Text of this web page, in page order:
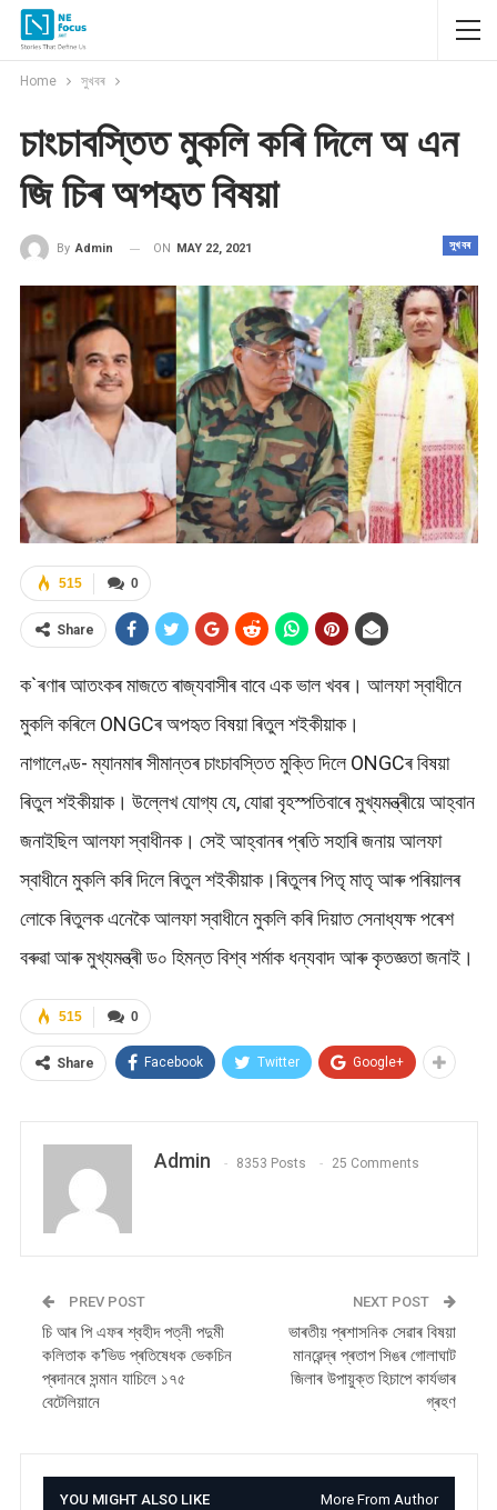
Home সুখবৰ
চাংচাবস্তিত মুকলি কৰি দিলে অ এন
জি চিৰ অপহৃত বিষয়া
সুখবৰ
By Admin ON MAY 22, 2021
0
515
Share
ক`ৰণাৰ আতংকৰ মাজতে ৰাজ্যবাসীৰ বাবে এক ভাল খবৰ। আলফা স্বাধীনে
মুকলি কৰিলে ONGCৰ অপহৃত বিষয়া ৰিতুল শইকীয়াক।
নাগালেণ্ড- ম্যানমাৰ সীমান্তৰ চাংচাবস্তিত মুক্তি দিলে ONGCৰ বিষয়া
ৰিতুল শইকীয়াক। উল্লেখ যোগ্য যে, যোৱা বৃহস্পতিবাৰে মুখ্যমন্ত্ৰীয়ে আহ্বান
জনাইছিল আলফা স্বাধীনক। সেই আহ্বানৰ প্ৰতি সহাৰি জনায় আলফা
স্বাধীনে মুকলি কৰি দিলে ৰিতুল শইকীয়াক।ৰিতুলৰ পিতৃ মাতৃ আৰু পৰিয়ালৰ
লোকে ৰিতুলক এনেকৈ আলফা স্বাধীনে মুকলি কৰি দিয়াত সেনাধ্যক্ষ পৰেশ
বৰুৱা আৰু মুখ্যমন্ত্ৰী ড০ হিমন্ত বিশ্ব শৰ্মাক ধন্যবাদ আৰু কৃতজ্ঞতা জনাই।
0
515
Share Facebook Twitter Google+
Admin 8353 Posts 25 Comments
PREV POST
চি আৰ পি এফৰ শ্বহীদ পত্নী পদুমী
কলিতাক ক’ভিড প্ৰতিষেধক ভেকচিন
প্ৰদানৰে সন্মান যাচিলে ১৭৫
বেটেলিয়ানে
NEXT POST
ভাৰতীয় প্ৰশাসনিক সেৱাৰ বিষয়া
মানৱেন্দ্ৰ প্ৰতাপ সিঙৰ গোলাঘাট
জিলাৰ উপায়ুক্ত হিচাপে কাৰ্যভাৰ
গ্ৰহণ
YOU MIGHT ALSO LIKE More From Author